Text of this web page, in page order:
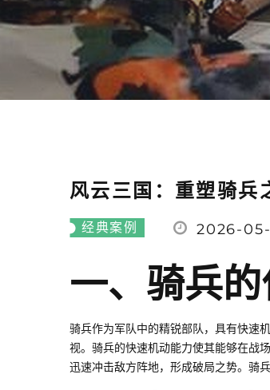
风云三国：重塑骑兵
经典案例 2026-05-
一、骑兵
骑兵作为军队中的精锐部队，具有快速
视。骑兵的快速机动能力使其能够在战
迅速冲击敌方阵地，形成破局之势。骑